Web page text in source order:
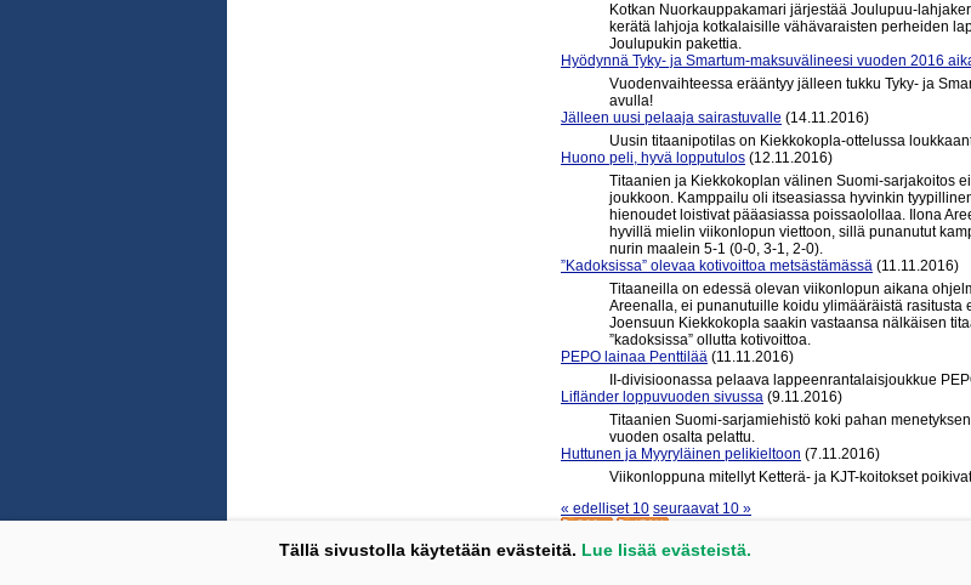
Kotkan Nuorkauppakamari järjestää Joulupuu-
kerätä lahjoja kotkalaisille vähävaraisten perheiden
Joulupukin pakettia.
Hyödynnä Tyky- ja Smartum-maksuvälineesi vuoden 2016
Vuodenvaihteessa erääntyy jälleen tukku Tyky- ja
avulla!
Jälleen uusi pelaaja sairastuvalle (14.11.2016)
Uusin titaanipotilas on Kiekkokopla-ottelussa
Huono peli, hyvä lopputulos (12.11.2016)
Titaanien ja Kiekkokoplan välinen Suomi-sarjakoitos
joukkoon. Kamppailu oli itseasiassa hyvinkin
hienoudet loistivat pääasiassa poissaolollaa. Ilona
hyvillä mielin viikonlopun viettoon, sillä punanutut
nurin maalein 5-1 (0-0, 3-1, 2-0).
”Kadoksissa” olevaa kotivoittoa metsästämässä (11.11.2016)
Titaaneilla on edessä olevan viikonlopun aikana
Areenalla, ei punanutuille koidu ylimääräistä rasitusta
Joensuun Kiekkokopla saakin vastaansa nälkäisen
”kadoksissa” ollutta kotivoittoa.
PEPO lainaa Penttilää (11.11.2016)
II-divisioonassa pelaava lappeenrantalaisjoukkue
Lifländer loppuvuoden sivussa (9.11.2016)
Titaanien Suomi-sarjamiehistö koki pahan
vuoden osalta pelattu.
Huttunen ja Myyryläinen pelikieltoon (7.11.2016)
Viikonloppuna mitellyt Ketterä- ja KJT-koitokset
« edelliset 10 seuraavat 10 »
Tällä sivustolla käytetään evästeitä. Lue lisää evästeistä.